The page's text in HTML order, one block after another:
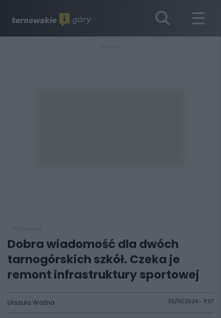
Dobra wiadomość dla dwóch
tarnogórskich szkół. Czeka je
remont infrastruktury sportowej
Urszula Ważna 03/10/2024 - 11:07